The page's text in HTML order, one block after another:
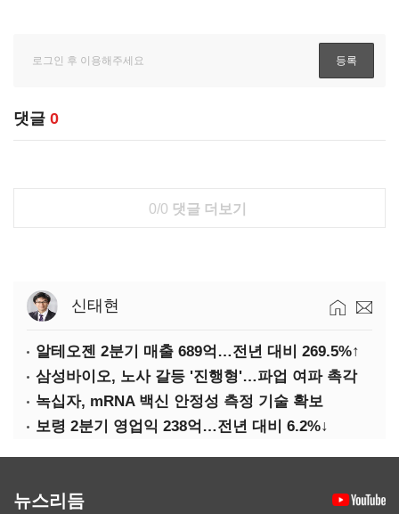
댓글 0
0/0 댓글 더보기
신태현
알테오젠 2분기 매출 689억…전년 대비 269.5%↑
삼성바이오, 노사 갈등 '진행형'…파업 여파 촉각
녹십자, mRNA 백신 안정성 측정 기술 확보
보령 2분기 영업익 238억…전년 대비 6.2%↓
뉴스리듬